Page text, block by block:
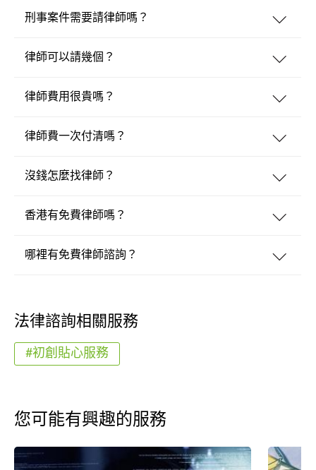
刑事案件需要請律師嗎？
律師可以請幾個？
律師費用很貴嗎？
律師費一次付清嗎？
沒錢怎麼找律師？
香港有免費律師嗎？
哪裡有免費律師諮詢？
法律諮詢相關服務
#初創貼心服務
您可能有興趣的服務